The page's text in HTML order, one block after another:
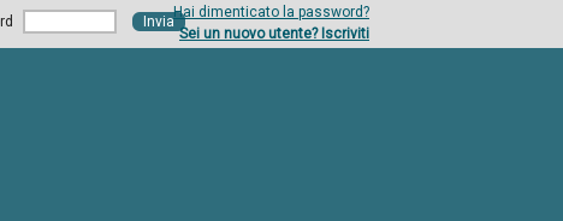
Hai dimenticato la password?
Sei un nuovo utente? Iscriviti